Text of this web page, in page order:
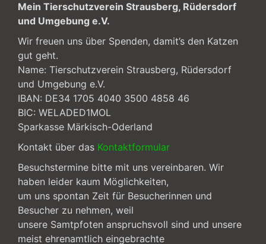
Mein Tierschutzverein Strausberg, Rüdersdorf
und Umgebung e.V.
Wir freuen uns über Spenden, damit’s den Katzen
gut geht.
Name: Tierschutzverein Strausberg, Rüdersdorf
und Umgebung e.V.
IBAN: DE34 1705 4040 3500 4858 46
BIC: WELADED1MOL
Sparkasse Märkisch-Oderland
Kontakt über das Kontaktformular
Besuchstermine bitte mit uns vereinbaren. Wir
haben leider kaum Möglichkeiten,
um uns spontan Zeit für Besucherinnen und
Besucher zu nehmen, weil
unsere Samtpfoten anspruchsvoll sind und unsere
meist ehrenamtlich eingebrachte